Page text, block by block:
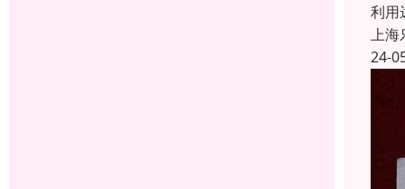
利用
上海
24-